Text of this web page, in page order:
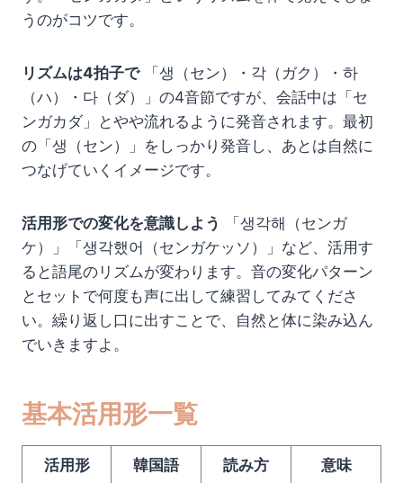
うのがコツです。
リズムは4拍子で「생（セン）・각（ガク）・하
（ハ）・다（ダ）」の4音節ですが、会話中は「セ
ンガカダ」とやや流れるように発音されます。最初
の「생（セン）」をしっかり発音し、あとは自然に
つなげていくイメージです。
活用形での変化を意識しよう
「생각해（センガ
ケ）」「생각했어（センガケッソ）」など、活用す
ると語尾のリズムが変わります。音の変化パターン
とセットで何度も声に出して練習してみてくださ
い。繰り返し口に出すことで、自然と体に染み込ん
でいきますよ。
基本活用形一覧
活用形 韓国語 読み方 意味